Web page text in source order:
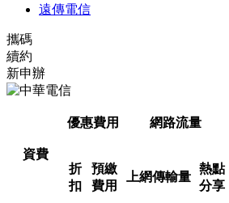
遠傳電信
攜碼
續約
新申辦
資費
優惠費用 網路流量
折
扣
預繳
費用
上網傳輸量
熱點
分享